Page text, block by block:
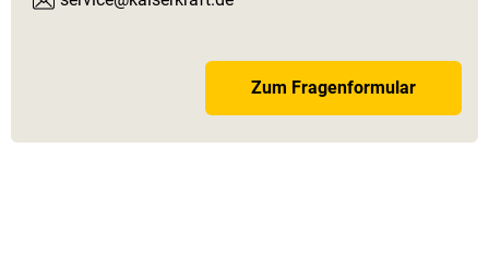
Zum Fragenformular